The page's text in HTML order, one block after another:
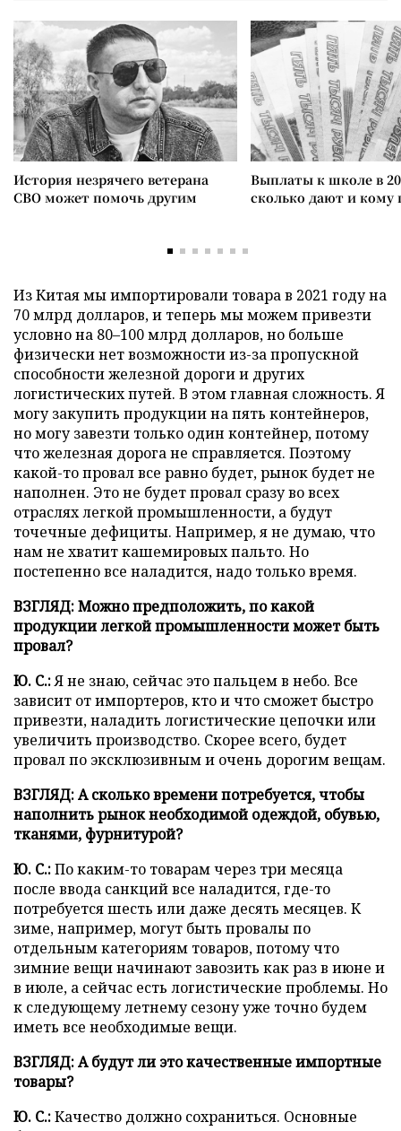
История незрячего ветерана
СВО может помочь другим
Выплаты к школе в
сколько дают и
Из Китая мы импортировали товара в 2021 году на
70 млрд долларов, и теперь мы можем привезти
условно на 80–100 млрд долларов, но больше
физически нет возможности из-за пропускной
способности железной дороги и других
логистических путей. В этом главная сложность. Я
могу закупить продукции на пять контейнеров,
но могу завезти только один контейнер, потому
что железная дорога не справляется. Поэтому
какой-то провал все равно будет, рынок будет не
наполнен. Это не будет провал сразу во всех
отраслях легкой промышленности, а будут
точечные дефициты. Например, я не думаю, что
нам не хватит кашемировых пальто. Но
постепенно все наладится, надо только время.
ВЗГЛЯД: Можно предположить, по какой
продукции легкой промышленности может быть
провал?
Ю. С.:Я не знаю, сейчас это пальцем в небо. Все
зависит от импортеров, кто и что сможет быстро
привезти, наладить логистические цепочки или
увеличить производство. Скорее всего, будет
провал по эксклюзивным и очень дорогим вещам.
ВЗГЛЯД:А сколько времени потребуется, чтобы
наполнить рынок необходимой одеждой, обувью,
тканями, фурнитурой?
Ю. С.:По каким-то товарам через три месяца
после ввода санкций все наладится, где-то
потребуется шесть или даже десять месяцев. К
зиме, например, могут быть провалы по
отдельным категориям товаров, потому что
зимние вещи начинают завозить как раз в июне и
в июле, а сейчас есть логистические проблемы. Но
к следующему летнему сезону уже точно будем
иметь все необходимые вещи.
ВЗГЛЯД:А будут ли это качественные импортные
товары?
Ю. С.:Качество должно сохраниться. Основные